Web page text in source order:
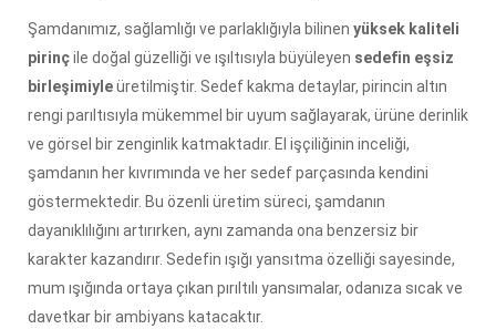
Şamdanımız, sağlamlığı ve parlaklığıyla bilinen yüksek kaliteli
pirinçile doğal güzelliği ve ışıltısıyla büyüleyen sedefin eşsiz
birleşimiyleüretilmiştir. Sedef kakma detaylar, pirincin altın
rengi parıltısıyla mükemmel bir uyum sağlayarak, ürüne derinlik
ve görsel bir zenginlik katmaktadır. El işçiliğinin inceliği,
şamdanın her kıvrımında ve her sedef parçasında kendini
göstermektedir. Bu özenli üretim süreci, şamdanın
dayanıklılığını artırırken, aynı zamanda ona benzersiz bir
karakter kazandırır. Sedefin ışığı yansıtma özelliği sayesinde,
mum ışığında ortaya çıkan pırıltılı yansımalar, odanıza sıcak ve
davetkar bir ambiyans katacaktır.